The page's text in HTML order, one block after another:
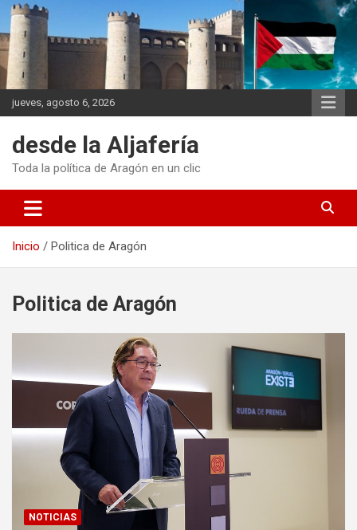
Saltar
contenido
jueves, agosto 6, 2026
desde la Aljafería
Toda la política de Aragón en un clic
Inicio Politica de Aragón
Politica de Aragón
NOTICIAS